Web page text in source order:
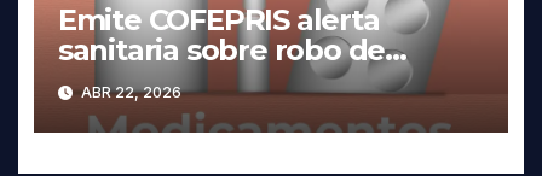
Emite COFEPRIS alerta
sanitaria sobre robo de
medicamentos
ABR 22, 2026